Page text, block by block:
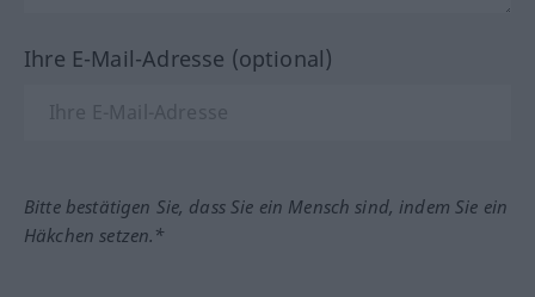
Ihre E-Mail-Adresse (optional)
Bitte bestätigen Sie, dass Sie ein Mensch sind, indem Sie ein
Häkchen setzen.*